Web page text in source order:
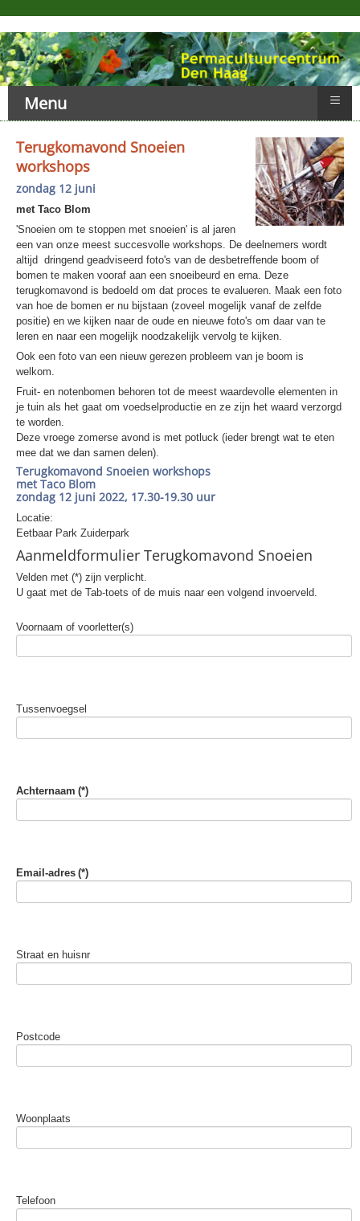
Menu ≡
Terugkomavond Snoeien
workshops
zondag 12 juni
met Taco Blom
'Snoeien om te stoppen met snoeien' is al jaren
een van onze meest succesvolle workshops. De deelnemers wordt
altijd dringend geadviseerd foto's van de desbetreffende boom of
bomen te maken vooraf aan een snoeibeurd en erna. Deze
terugkomavond is bedoeld om dat proces te evalueren. Maak een foto
van hoe de bomen er nu bijstaan (zoveel mogelijk vanaf de zelfde
positie) en we kijken naar de oude en nieuwe foto's om daar van te
leren en naar een mogelijk noodzakelijk vervolg te kijken.
Ook een foto van een nieuw gerezen probleem van je boom is
welkom.
Fruit- en notenbomen behoren tot de meest waardevolle elementen in
je tuin als het gaat om voedselproductie en ze zijn het waard verzorgd
te worden.
Deze vroege zomerse avond is met potluck (ieder brengt wat te eten
mee dat we dan samen delen).
Terugkomavond Snoeien workshops
met Taco Blom
zondag 12 juni 2022, 17.30-19.30 uur
Locatie:
Eetbaar Park Zuiderpark
Aanmeldformulier Terugkomavond Snoeien
Velden met (*) zijn verplicht.
U gaat met de Tab-toets of de muis naar een volgend invoerveld.
Voornaam of voorletter(s)
Tussenvoegsel
Achternaam (*)
Email-adres (*)
Straat en huisnr
Postcode
Woonplaats
Telefoon